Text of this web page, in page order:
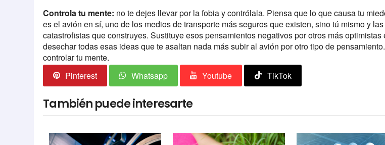
Controla tu mente: no te dejes llevar por la fobia y contrólala. Piensa que lo que causa tu
es el avión en sí, uno de los medios de transporte más seguros que existen, sino tú mismo y
catastrofistas que construyes. Sustituye esos pensamientos negativos por otros más optimistas
desechar todas esas ideas que te asaltan nada más subir al avión por otro tipo de
controlar tu mente.
Pinterest
Whatsapp Youtube TikTok
También puede interesarte